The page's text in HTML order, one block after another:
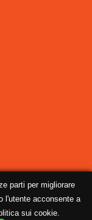
parti per migliorare
l'utente acconsente a
sui cookie.